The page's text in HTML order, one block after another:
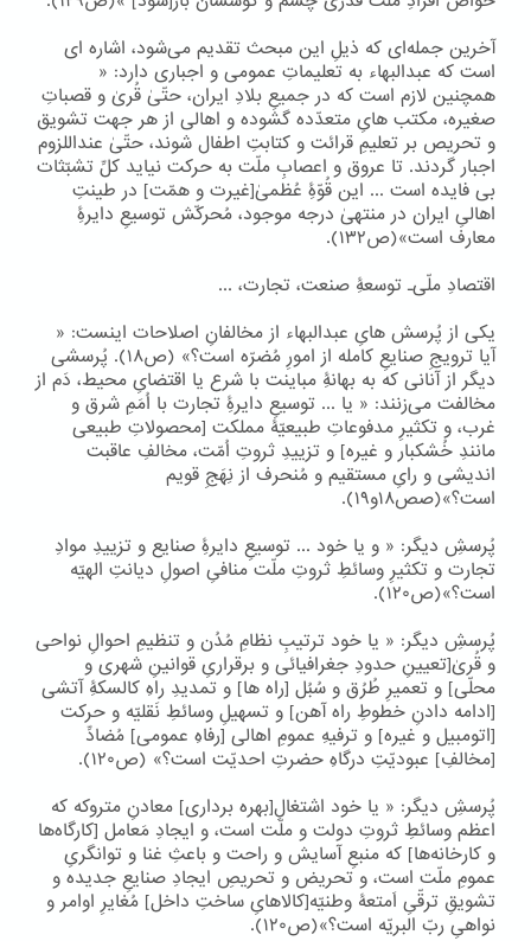
آخرین جمله‌ای که ذیلِ این مبحث تقدیم می‌شود، اشاره ای
است که عبدالبهاء به تعلیماتِ عمومی و اجباری دارد: «
همچنین لازم است که در جمیعِ بلادِ ایران، حتّیٰ قُریٰ و قصباتِ
صغیره، مکتب هایِ متعدّده گشوده و اهالی از هر جهت تشویق
و تحریص بر تعلیمِ قرائت و کتابتِ اطفال شوند، حتّیٰ عنداللزوم
اجبار گردند. تا عروق و اعصابِ ملّت به حرکت نیاید کلِّ تشبّثات
بی فایده است ... این قُوّۀِ عُظمیٰ[غیرت و همّت] در طینتِ
اهالیِ ایران در منتهیٰ درجه موجود، مُحرکّش توسیعِ دایرۀِ
معارف است»(ص۱۳۲).
اقتصادِ ملّی۔ توسعۀِ صنعت، تجارت، ...
یکی از پُرسش هایِ عبدالبهاء از مخالفانِ اصلاحات اینست: «
آیا ترویجِ صنایعِ کامله از امورِ مُضرّه است؟» (ص۱۸). پُرسشی
دیگر از آنانی که به بهانۀِ مباینت با شرع یا اقتضایِ محیط، دَم از
مخالفت می‌زنند: « یا ... توسیعِ دایرۀِ تجارت با اُمَمِ شرق و
غرب، و تکثیرِ مدفوعاتِ طبیعیّۀ مملکت [محصولاتِ طبیعی
مانندِ خُشکبار و غیره] و تزییدِ ثروتِ اُمّت، مخالفِ عاقبت
اندیشی و رایِ مستقیم و مُنحرف از نِهَجِ قویم
است؟»(صص۱۸و۱۹).
پُرسشِ دیگر: « و یا خود ... توسیعِ دایرۀِ صنایع و تزییدِ موادِ
تجارت و تکثیرِ وسائطِ ثروتِ ملّت منافیِ اصولِ دیانتِ الهیّه
است؟»(ص۱۲۰).
پُرسشِ دیگر: « یا خود ترتیبِ نظامِ مُدُن و تنظیمِ احوالِ نواحی
و قُریٰ[تعیینِ حدودِ جغرافیائی و برقراریِ قوانینِ شهری و
محلّی] و تعمیرِ طُرُق و سُبُل [راه ها] و تمدیدِ راهِ کالسکۀِ آتشی
[ادامه دادنِ خطوطِ راه آهن] و تسهیلِ وسائطِ نَقلیّه و حرکت
[اتومبیل و غیره] و ترفیهِ عمومِ اهالی [رفاهِ عمومی] مُضادِّ
[مخالفِ] عبودیّتِ درگاهِ حضرتِ احدیّت است؟» (ص۱۲۰).
پُرسشِ دیگر: « یا خود اشتغالِ[بهره برداری] معادنِ متروکه که
اعظم وسائطِ ثروتِ دولت و ملّت است، و ایجادِ مَعامل [کارگاه‌ها
و کارخانه‌ها] که منبعِ آسایش و راحت و باعثِ غنا و توانگریِ
عمومِ ملّت است، و تحریض و تحریصِ ایجادِ صنایعِ جدیده و
تشویقِ ترقّیِ اَمتعۀ وطنیّه[کالاهایِ ساختِ داخل] مُغایرِ اوامر و
نواهیِ ربّ البریّه است؟»(ص۱۲۰).